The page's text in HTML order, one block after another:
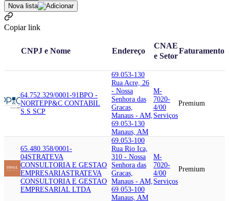
Nova lista
Copiar link
CNPJ e Nome Endereço
CNAE
e Setor
Faturamento
64.752.329/0001-91BPO -
NORTEPP&C CONTABIL
S.S SCP
69.053-130
Rua Acre, 26
- Nossa
Senhora das
Gracas,
Manaus - AM,
69.053-130
Manaus, AM
M-
7020-
4/00
Serviços
Premium
65.480.358/0001-
04STRATEVA
CONSULTORIA E GESTAO
EMPRESARIASTRATEVA
CONSULTORIA E GESTAO
EMPRESARIAL LTDA
69.053-100
Rua Rio Ica,
310 - Nossa
Senhora das
Gracas,
Manaus - AM,
69.053-100
Manaus, AM
M-
7020-
4/00
Serviços
Premium